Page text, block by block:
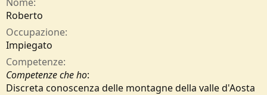
Roberto
Occupazione
Impiegato
Competenze
Competenze che ho:
Discreta conoscenza delle montagne della valle d'Aosta